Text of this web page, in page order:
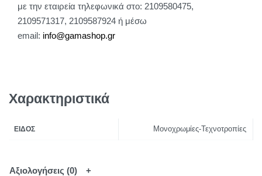
με την εταιρεία τηλεφωνικά στο: 2109580475,
2109571317, 2109587924 ή μέσω
email: info@gamashop.gr
Χαρακτηριστικά
ΕΊΔΟΣ Μονοχρωμίες-Τεχνοτροπίες
Αξιολογήσεις (0)